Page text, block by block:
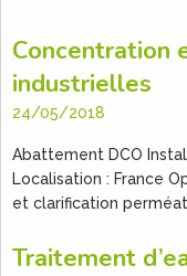
Concentration
industrielles
24/05/2018
Abattement DCO
Localisation : France
et clarification
Traitement